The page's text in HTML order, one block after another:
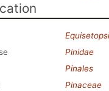
Pinidae
Pinales
Pinaceae